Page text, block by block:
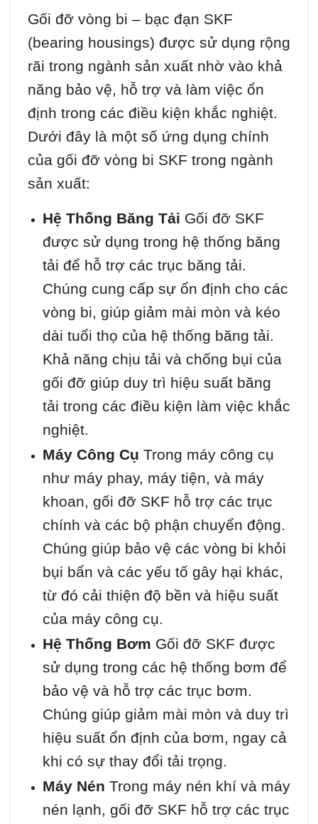
Gối đỡ vòng bi – bạc đạn SKF
(bearing housings) được sử dụng rộng
rãi trong ngành sản xuất nhờ vào khả
năng bảo vệ, hỗ trợ và làm việc ổn
định trong các điều kiện khắc nghiệt.
Dưới đây là một số ứng dụng chính
của gối đỡ vòng bi SKF trong ngành
sản xuất:
Hệ Thống Băng Tải Gối đỡ SKF
được sử dụng trong hệ thống băng
tải để hỗ trợ các trục băng tải.
Chúng cung cấp sự ổn định cho các
vòng bi, giúp giảm mài mòn và kéo
dài tuổi thọ của hệ thống băng tải.
Khả năng chịu tải và chống bụi của
gối đỡ giúp duy trì hiệu suất băng
tải trong các điều kiện làm việc khắc
nghiệt.
Máy Công Cụ Trong máy công cụ
như máy phay, máy tiện, và máy
khoan, gối đỡ SKF hỗ trợ các trục
chính và các bộ phận chuyển động.
Chúng giúp bảo vệ các vòng bi khỏi
bụi bẩn và các yếu tố gây hại khác,
từ đó cải thiện độ bền và hiệu suất
của máy công cụ.
Hệ Thống Bơm Gối đỡ SKF được
sử dụng trong các hệ thống bơm để
bảo vệ và hỗ trợ các trục bơm.
Chúng giúp giảm mài mòn và duy trì
hiệu suất ổn định của bơm, ngay cả
khi có sự thay đổi tải trọng.
Máy Nén Trong máy nén khí và máy
nén lạnh, gối đỡ SKF hỗ trợ các trục